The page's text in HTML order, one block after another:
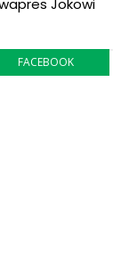
Jokowi
FACEBOOK